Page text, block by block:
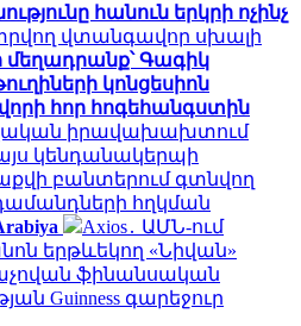
հանուն երկրի ոչինչ
տրվող վտանգավոր սխալի
մեղադրանք՝ Գագիկ
կոնցեսիոն
հոր հոգեհանգստին
իրավախախտում
կենդանակերպի
բանտերում գտնվող
հղկման
Axios․ ԱՄՆ-ում
երթևեկող «Նիվան»
ֆինանսական
Guinness գարեջուր